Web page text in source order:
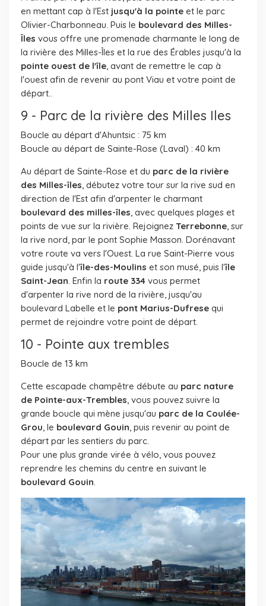
en mettant cap à l'Est jusqu'à la pointe et le parc
Olivier-Charbonneau. Puis le boulevard des Milles-
Îles vous offre une promenade charmante le long de
la rivière des Milles-Îles et la rue des Érables jusqu'à la
pointe ouest de l'île, avant de remettre le cap à
l'ouest afin de revenir au pont Viau et votre point de
départ..
9 - Parc de la rivière des Milles Iles
Boucle au départ d'Ahuntsic : 75 km
Boucle au départ de Sainte-Rose (Laval) : 40 km
Au départ de Sainte-Rose et du parc de la rivière
des Milles-îles, débutez votre tour sur la rive sud en
direction de l'Est afin d'arpenter le charmant
boulevard des milles-îles, avec quelques plages et
points de vue sur la rivière. Rejoignez Terrebonne, sur
la rive nord, par le pont Sophie Masson. Dorénavant
votre route va vers l'Ouest. La rue Saint-Pierre vous
guide jusqu'à l'île-des-Moulins et son musé, puis l'île
Saint-Jean. Enfin la route 334 vous permet
d'arpenter la rive nord de la rivière, jusqu'au
boulevard Labelle et le pont Marius-Dufrese qui
permet de rejoindre votre point de départ.
10 - Pointe aux trembles
Boucle de 13 km
Cette escapade champêtre débute au parc nature
de Pointe-aux-Trembles, vous pouvez suivre la
grande boucle qui mène jusqu'au parc de la Coulée-
Grou, le boulevard Gouin, puis revenir au point de
départ par les sentiers du parc.
Pour une plus grande virée à vélo, vous pouvez
reprendre les chemins du centre en suivant le
boulevard Gouin.